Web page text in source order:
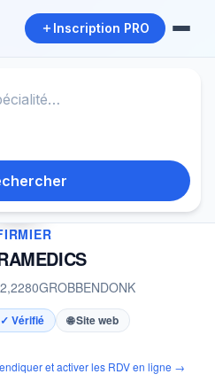
Inscription PRO
✓
,2280GROBBENDONK
✓ Vérifié 🌐 Site web
et activer les RDV en ligne →